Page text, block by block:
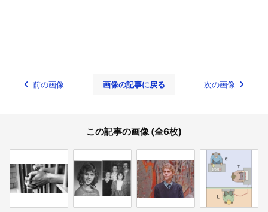
前の画像 画像の記事に戻る 次の画像
この記事の画像 (全6枚)